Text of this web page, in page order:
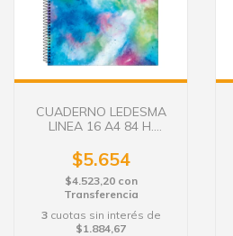
CUADERNO LEDESMA
LINEA 16 A4 84 H.
$5.654
$4.523,20 con
Transferencia
3 cuotas sin interés de
$1.884,67